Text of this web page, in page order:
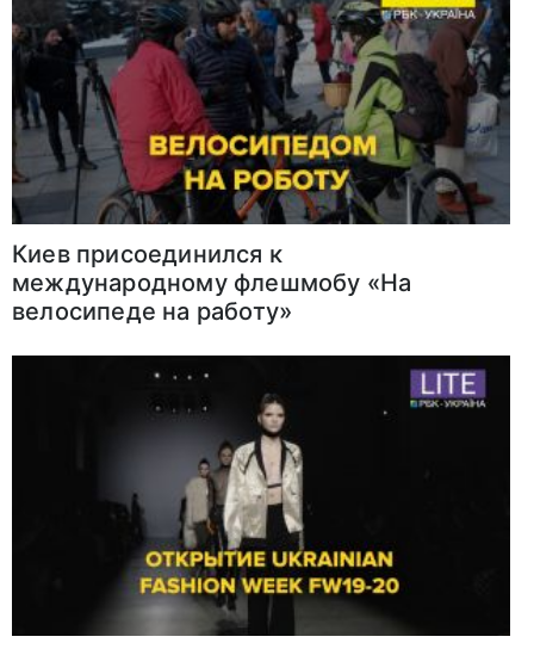
Киев присоединился к
международному флешмобу «На
велосипеде на работу»